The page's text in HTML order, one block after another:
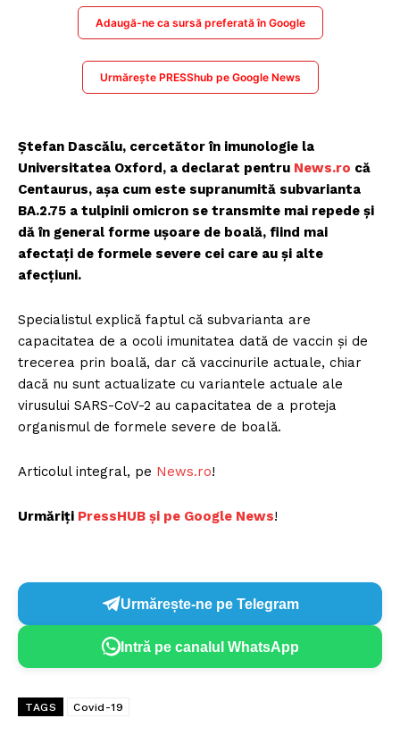
Adaugă-ne ca sursă preferată în Google
Urmărește PRESShub pe Google News
Ştefan Dascălu, cercetător în imunologie la
Universitatea Oxford, a declarat pentru News.ro că
Centaurus, aşa cum este supranumită subvarianta
BA.2.75 a tulpinii omicron se transmite mai repede şi
dă în general forme uşoare de boală, fiind mai
afectaţi de formele severe cei care au şi alte
afecţiuni.
Specialistul explică faptul că subvarianta are
capacitatea de a ocoli imunitatea dată de vaccin şi de
trecerea prin boală, dar că vaccinurile actuale, chiar
dacă nu sunt actualizate cu variantele actuale ale
virusului SARS-CoV-2 au capacitatea de a proteja
organismul de formele severe de boală.
Articolul integral, pe News.ro!
Urmăriți PressHUB și pe Google News!
Urmărește-ne pe Telegram
Intră pe canalul WhatsApp
TAGS Covid-19